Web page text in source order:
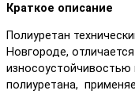
Краткое описание
Полиуретан
Новгороде,
износоустойчивостью
полиуретана,